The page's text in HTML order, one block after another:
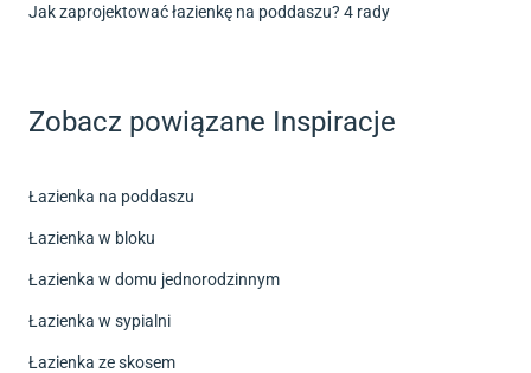
Jak zaprojektować łazienkę na poddaszu? 4 rady
Zobacz powiązane Inspiracje
Łazienka na poddaszu
Łazienka w bloku
Łazienka w domu jednorodzinnym
Łazienka w sypialni
Łazienka ze skosem